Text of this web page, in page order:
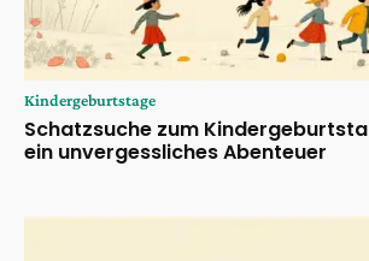
Kindergeburtstage
Schatzsuche zum
ein unvergessliches Abenteuer